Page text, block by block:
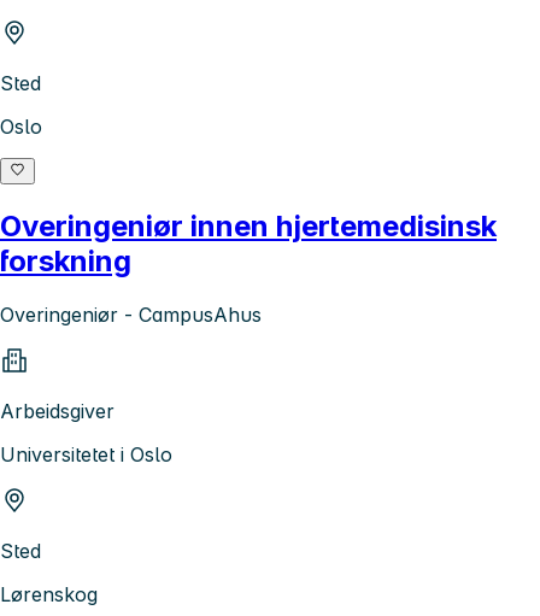
Sted
Oslo
Overingeniør innen hjertemedisinsk
forskning
Overingeniør - CampusAhus
Arbeidsgiver
Universitetet i Oslo
Sted
Lørenskog